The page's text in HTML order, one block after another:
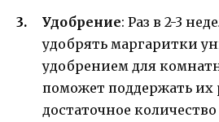
Удобрение: Раз в 2-3
удобрять маргаритки
удобрением для
поможет поддержать их
достаточное